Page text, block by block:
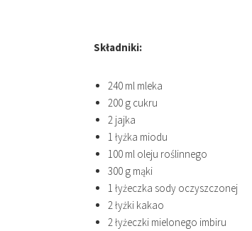
Składniki:
240 ml mleka
200 g cukru
2 jajka
1 łyżka miodu
100 ml oleju roślinnego
300 g mąki
1 łyżeczka sody oczyszczonej
2 łyżki kakao
2 łyżeczki mielonego imbiru